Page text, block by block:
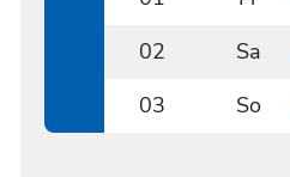
02
Sa
03
So